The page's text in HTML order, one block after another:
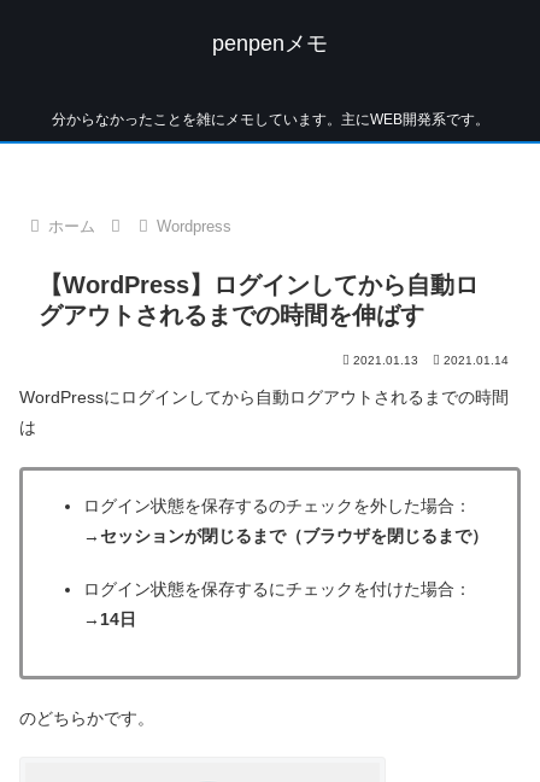
penpenメモ
分からなかったことを雑にメモしています。主にWEB開発系です。
ホーム Wordpress
【WordPress】ログインしてから自動ロ
グアウトされるまでの時間を伸ばす
2021.01.13 2021.01.14
WordPressにログインしてから自動ログアウトされるまでの時間
は
ログイン状態を保存するのチェックを外した場合：
→セッションが閉じるまで（ブラウザを閉じるまで）
ログイン状態を保存するにチェックを付けた場合：
→14日
のどちらかです。